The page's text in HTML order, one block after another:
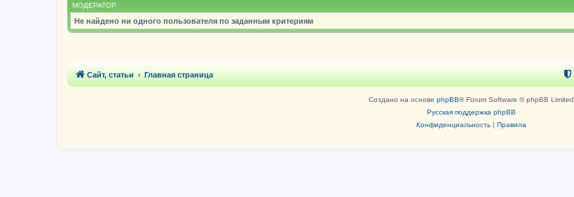
МОДЕРАТОР
Не найдено ни одного пользователя по заданным критериям
Сайт, статьи Главная страница
Создано на основе phpBB® Forum Software © phpBB Limited
Русская поддержка phpBB
Конфиденциальность| Правила